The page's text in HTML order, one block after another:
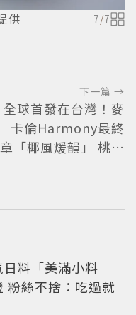
供 7/7
下一篇 →
全球首發在台灣！麥
卡倫Harmony最終
章「椰風煖韻」 桃園
料「美滿小料
粉絲不捨：吃過就